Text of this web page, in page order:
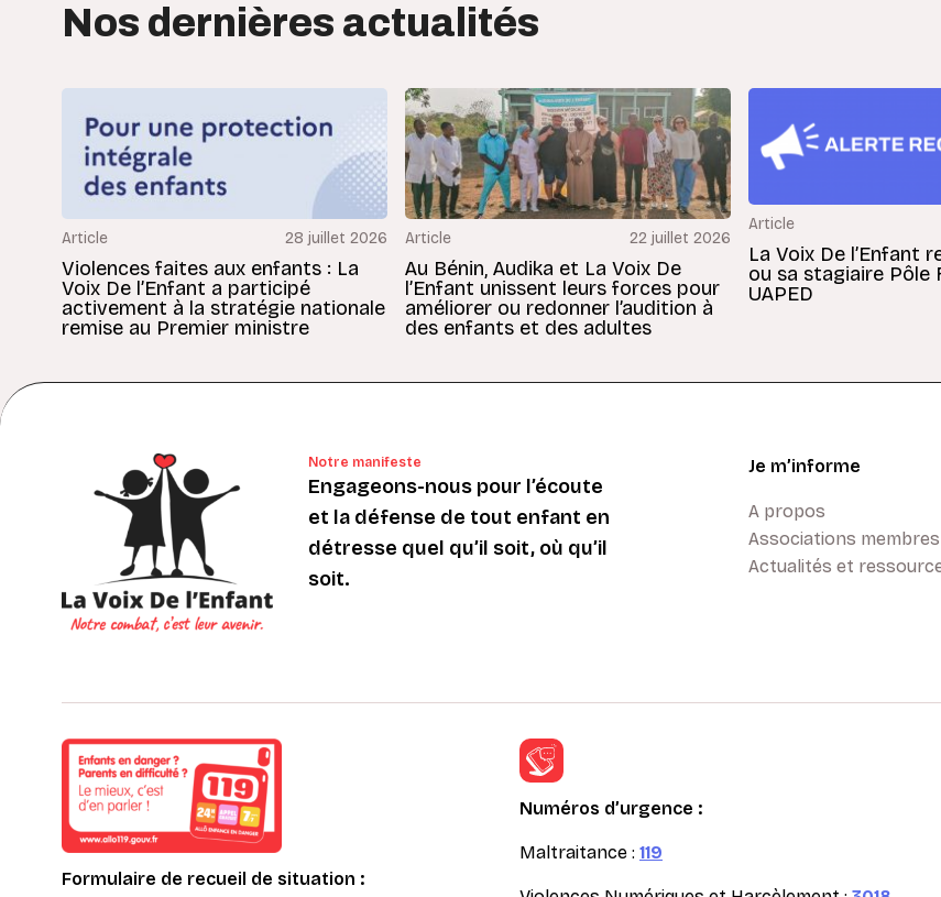
Nos dernières actualités
Article 28 juillet 2026
Violences faites aux enfants : La
Voix De l’Enfant a participé
activement à la stratégie nationale
remise au Premier ministre
Article 22 juillet 2026
Au Bénin, Audika et La Voix De
l’Enfant unissent leurs forces pour
améliorer ou redonner l’audition à
des enfants et des adultes
Article
La Voix De l’Enfant
ou sa stagiaire Pôle
UAPED
Notre manifeste
Engageons-nous pour l’écoute
et la défense de tout enfant en
détresse quel qu’il soit, où qu’il
soit.
Je m’informe
A propos
Associations membres
Actualités et
Formulaire de recueil de situation :
Numéros d’urgence :
Maltraitance : 119